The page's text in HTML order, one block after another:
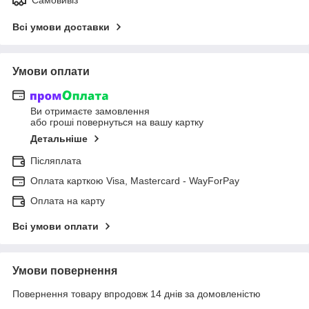
Всі умови доставки
Умови оплати
Ви отримаєте замовлення
або гроші повернуться на вашу картку
Детальніше
Післяплата
Оплата карткою Visa, Mastercard - WayForPay
Оплата на карту
Всі умови оплати
Умови повернення
Повернення товару впродовж 14 днів за домовленістю